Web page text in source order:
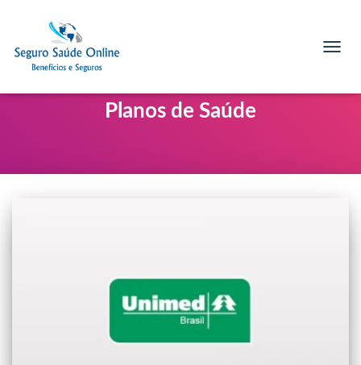
Planos de Saúde